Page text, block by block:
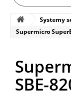
Systemy
Supermicro
SBE-